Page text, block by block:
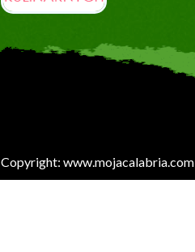
Copyright: www.mojacalabria.com